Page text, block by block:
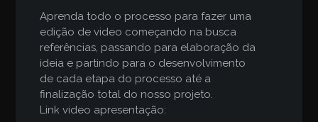
Aprenda todo o processo para fazer uma
edição de video começando na busca
referências, passando para elaboração da
ideia e partindo para o desenvolvimento
de cada etapa do processo até a
finalização total do nosso projeto.
Link video apresentação: